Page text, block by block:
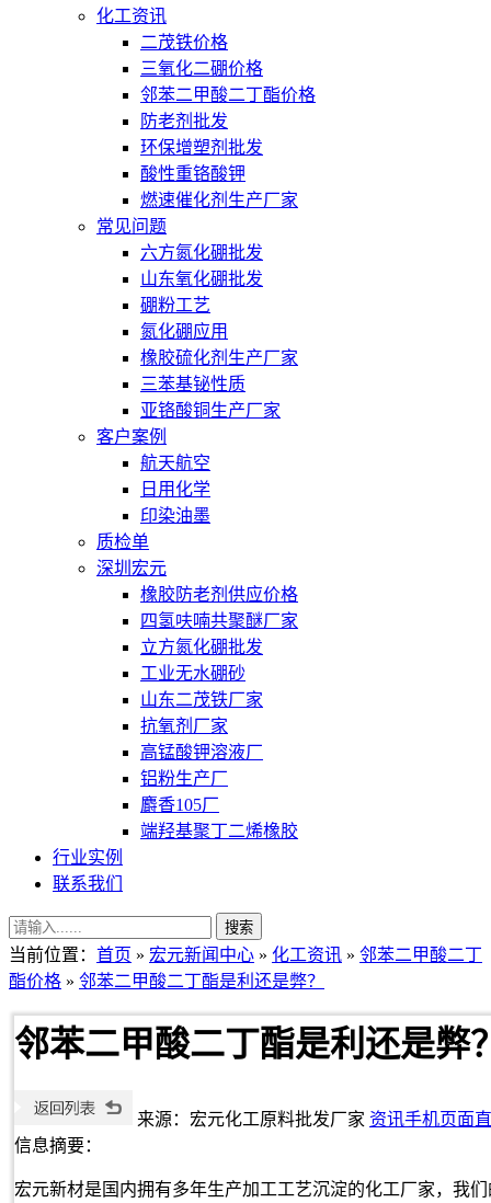
化工资讯
二茂铁价格
三氧化二硼价格
邻苯二甲酸二丁酯价格
防老剂批发
环保增塑剂批发
酸性重铬酸钾
燃速催化剂生产厂家
常见问题
六方氮化硼批发
山东氧化硼批发
硼粉工艺
氮化硼应用
橡胶硫化剂生产厂家
三苯基铋性质
亚铬酸铜生产厂家
客户案例
航天航空
日用化学
印染油墨
质检单
深圳宏元
橡胶防老剂供应价格
四氢呋喃共聚醚厂家
立方氮化硼批发
工业无水硼砂
山东二茂铁厂家
抗氧剂厂家
高锰酸钾溶液厂
铝粉生产厂
麝香105厂
端羟基聚丁二烯橡胶
行业实例
联系我们
当前位置： 首页 » 宏元新闻中心 » 化工资讯 » 邻苯二甲酸二丁
酯价格 » 邻苯二甲酸二丁酯是利还是弊？
邻苯二甲酸二丁酯是利还是弊
来源：宏元化工原料批发厂家 资讯手机页面
信息摘要：
宏元新材是国内拥有多年生产加工工艺沉淀的化工厂家，我